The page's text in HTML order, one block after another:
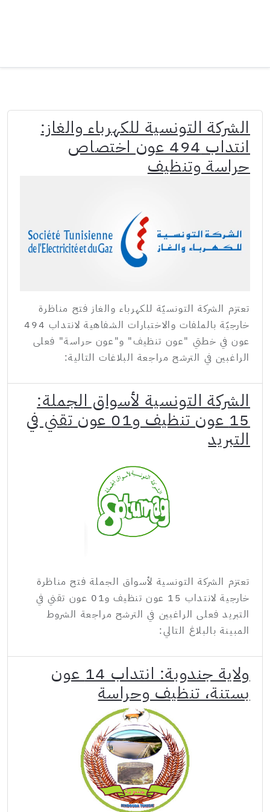
الشركة التونسية للكهرباء والغاز:
انتداب 494 عون اختصاص
حراسة وتنظيف
تعتزم الشركة التونسيّة للكهرباء والغاز فتح مناظرة
خارجيّة بالملفات والاختبارات الشفاهية لانتداب 494
عون في خطتي "عون تنظيف" و"عون حراسة" فعلى
الراغبين في الترشح مراجعة البلاغات التالية:
الشركة التونسية لأسواق الجملة:
15 عون تنظيف و01 عون تقني في
التبريد
تعتزم الشركة التونسية لأسواق الجملة فتح مناظرة
خارجية لانتداب 15 عون تنظيف و01 عون تقني في
التبريد فعلى الراغبين في الترشح مراجعة الشروط
المبينة بالبلاغ التالي:
ولاية جندوبة: انتداب 14 عون
بستنة، تنظيف وحراسة